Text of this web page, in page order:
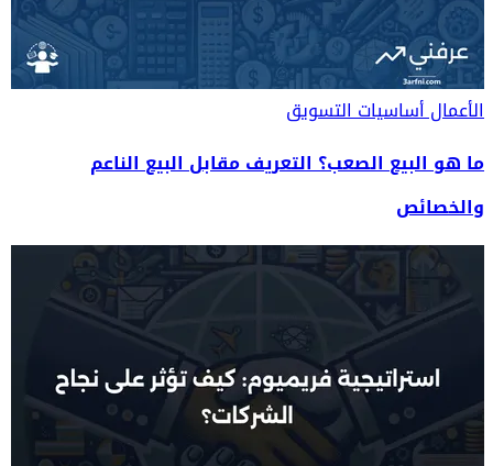
الأعمالأساسيات التسويق
ما هو البيع الصعب؟ التعريف مقابل البيع الناعم
والخصائص